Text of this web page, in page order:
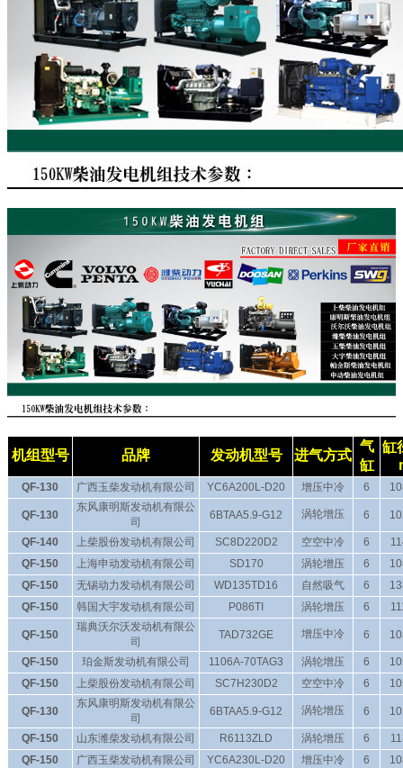
机组型号 品牌 发动机型号 进气方式
气
缸
缸
QF-130 广西玉柴发动机有限公司 YC6A200L-D20 增压中冷 6
QF-130
东风康明斯发动机有限公
司
6BTAA5.9-G12 涡轮增压 6
QF-140 上柴股份发动机有限公司 SC8D220D2 空空中冷 6
QF-150
上海申动发动机有限公司 SD170 涡轮增压 6
QF-150
无锡动力发动机有限公司 WD135TD16 自然吸气 6
QF-150
韩国大宇发动机有限公司 P086TI 涡轮增压 6
QF-150
瑞典沃尔沃发动机有限公
司
TAD732GE 增压中冷 6
QF-150 珀金斯发动机有限公司 1106A-70TAG3 涡轮增压 6
QF-150
上柴股份发动机有限公司 SC7H230D2 空空中冷 6
QF-130
东风康明斯发动机有限公
司
6BTAA5.9-G12 涡轮增压 6
QF-150 山东潍柴发动机有限公司 R6113ZLD 涡轮增压 6
QF-150
广西玉柴发动机有限公司 YC6A230L-D20 增压中冷 6